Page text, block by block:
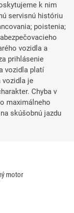
k nim
servisnú históriu
poistenia;
vozidla a
prihlásenie
vozidla platí
vozidla je
Chyba v
maximálneho
skúšobnú jazdu
motor